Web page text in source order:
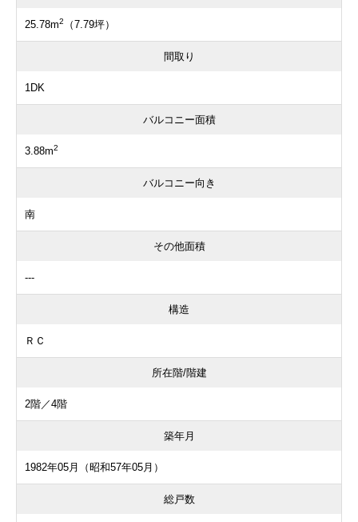
25.78m2 （7.79坪）
間取り
1DK
バルコニー面積
3.88m2
バルコニー向き
南
その他面積
---
構造
ＲＣ
所在階/階建
2階／4階
築年月
1982年05月（昭和57年05月）
総戸数